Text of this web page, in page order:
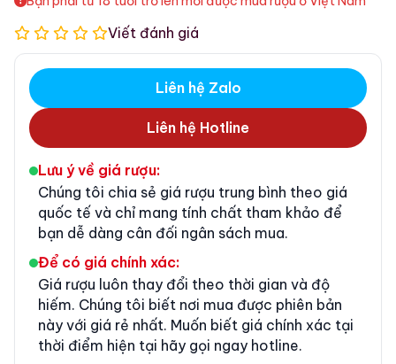
Viết đánh giá
Liên hệ Zalo
Liên hệ Hotline
Lưu ý về giá rượu:
Chúng tôi chia sẻ giá rượu trung bình theo giá
quốc tế và chỉ mang tính chất tham khảo để
bạn dễ dàng cân đối ngân sách mua.
Để có giá chính xác:
Giá rượu luôn thay đổi theo thời gian và độ
hiếm. Chúng tôi biết nơi mua được phiên bản
này với giá rẻ nhất. Muốn biết giá chính xác tại
thời điểm hiện tại hãy gọi ngay hotline.